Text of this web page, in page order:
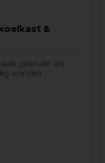
&
gebruikt als
worden